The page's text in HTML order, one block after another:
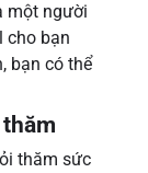
một người
cho bạn
bạn có thể
thăm sức